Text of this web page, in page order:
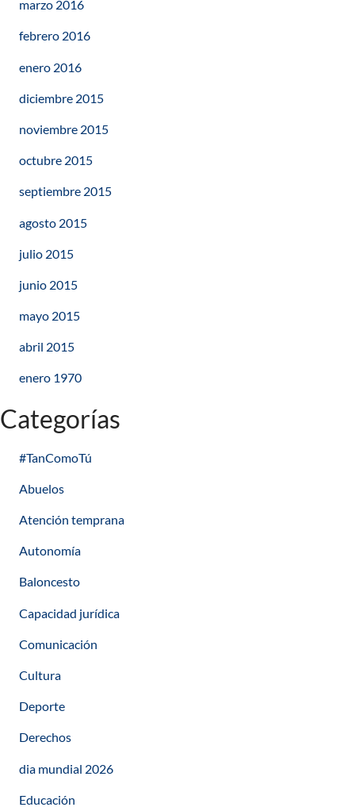
marzo 2016
febrero 2016
enero 2016
diciembre 2015
noviembre 2015
octubre 2015
septiembre 2015
agosto 2015
julio 2015
junio 2015
mayo 2015
abril 2015
enero 1970
Categorías
#TanComoTú
Abuelos
Atención temprana
Autonomía
Baloncesto
Capacidad jurídica
Comunicación
Cultura
Deporte
Derechos
dia mundial 2026
Educación